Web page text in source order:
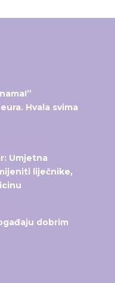
Hvala svima
Umjetna
liječnike,
dobrim